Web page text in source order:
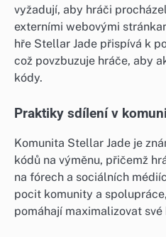
vyžadují, aby hráči
externími webovými
hře Stellar Jade přispívá k
což povzbuzuje hráče, aby
kódy.
Praktiky sdílení v
Komunita Stellar Jade je
kódů na výměnu, přičemž
na fórech a sociálních
pocit komunity a
pomáhají maximalizovat své